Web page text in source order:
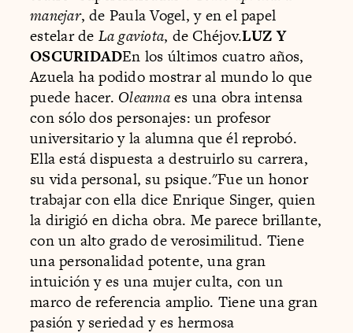
manejar, de Paula Vogel, y en el papel
estelar de La gaviota, de Chéjov.LUZ Y
OSCURIDADEn los últimos cuatro años,
Azuela ha podido mostrar al mundo lo que
puede hacer. Oleannaes una obra intensa
con sólo dos personajes: un profesor
universitario y la alumna que él reprobó.
Ella está dispuesta a destruirlo su carrera,
su vida personal, su psique."Fue un honor
trabajar con ella dice Enrique Singer, quien
la dirigió en dicha obra. Me parece brillante,
con un alto grado de verosimilitud. Tiene
una personalidad potente, una gran
intuición y es una mujer culta, con un
marco de referencia amplio. Tiene una gran
pasión y seriedad y es hermosa